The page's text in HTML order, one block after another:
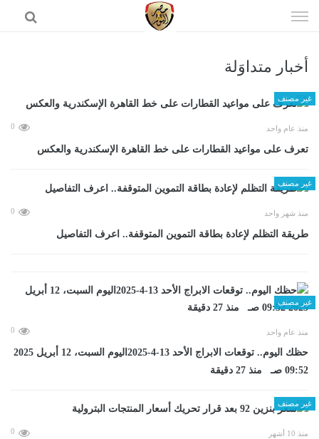
الى
أخبار متداوَلة
غير مصنف
منذ عام واحد 0
تعرف على مواعيد القطارات على خط القاهرة الإسكندرية والعكس
غير مصنف
منذ شهر واحد 0
طريقة التظلم لإعادة بطاقة التموين المتوقفة.. اعرف التفاصيل
غير مصنف
منذ عام واحد 0
حظك اليوم.. توقعات الابراج الأحد 13-4-2025اليوم السبت، 12 أبريل 2025
09:52 صـ منذ 27 دقيقة
غير مصنف
منذ 10 أشهر 0